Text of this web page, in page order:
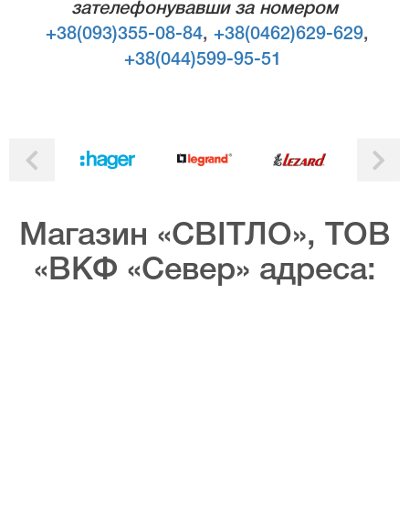
зателефонувавши за номером
+38(093)355-08-84, +38(0462)629-629,
+38(044)599-95-51
Магазин «СВІТЛО», ТОВ
«ВКФ «Север» адреса: